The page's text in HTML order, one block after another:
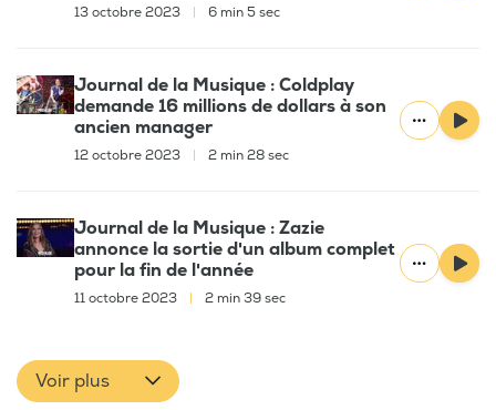
13 octobre 2023 6 min 5 sec
Journal de la Musique : Coldplay
demande 16 millions de dollars à son
ancien manager
12 octobre 2023 2 min 28 sec
Journal de la Musique : Zazie
annonce la sortie d'un album complet
pour la fin de l'année
11 octobre 2023 2 min 39 sec
Voir plus